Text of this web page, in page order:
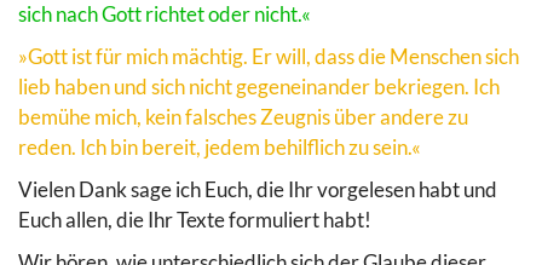
sich nach Gott richtet oder nicht.«
»Gott ist für mich mächtig. Er will, dass die Menschen sich
lieb haben und sich nicht gegeneinander bekriegen. Ich
bemühe mich, kein falsches Zeugnis über andere zu
reden. Ich bin bereit, jedem behilflich zu sein.«
Vielen Dank sage ich Euch, die Ihr vorgelesen habt und
Euch allen, die Ihr Texte formuliert habt!